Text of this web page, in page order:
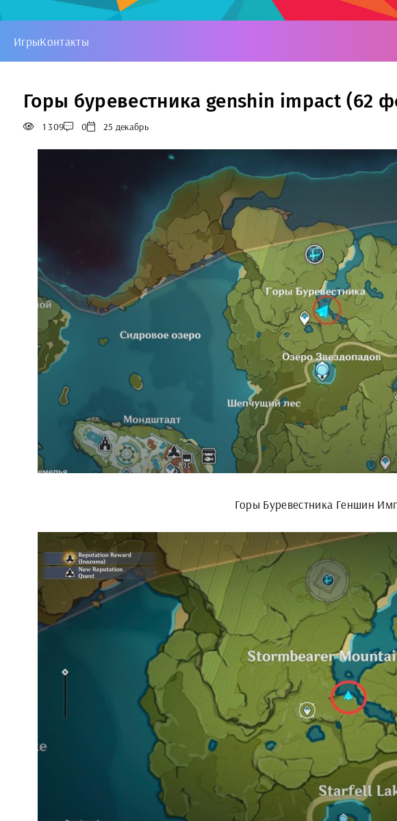
ИгрыКонтакты
Горы буревестника genshin impact (62
1 309 0 25 декабрь
Горы Буревестника Геншин